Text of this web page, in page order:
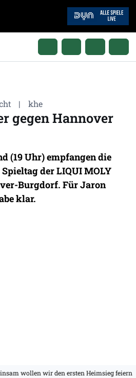
| khe
gegen Hannover
(19 Uhr) empfangen die
der LIQUI MOLY
Burgdorf. Für Jaron
klar.
wollen wir den ersten Heimsieg feiern